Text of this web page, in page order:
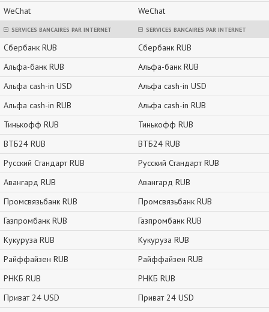
WeChat
SERVICES BANCAIRES PAR INTERNET
Сбербанк RUB
Альфа-банк RUB
Альфа cash-in USD
Альфа cash-in RUB
Тинькофф RUB
ВТБ24 RUB
Русский Стандарт RUB
Авангард RUB
Промсвязьбанк RUB
Газпромбанк RUB
Кукуруза RUB
Райффайзен RUB
РНКБ RUB
Приват 24 USD
WeChat
SERVICES BANCAIRES PAR INTERNET
Сбербанк RUB
Альфа-банк RUB
Альфа cash-in USD
Альфа cash-in RUB
Тинькофф RUB
ВТБ24 RUB
Русский Стандарт RUB
Авангард RUB
Промсвязьбанк RUB
Газпромбанк RUB
Кукуруза RUB
Райффайзен RUB
РНКБ RUB
Приват 24 USD